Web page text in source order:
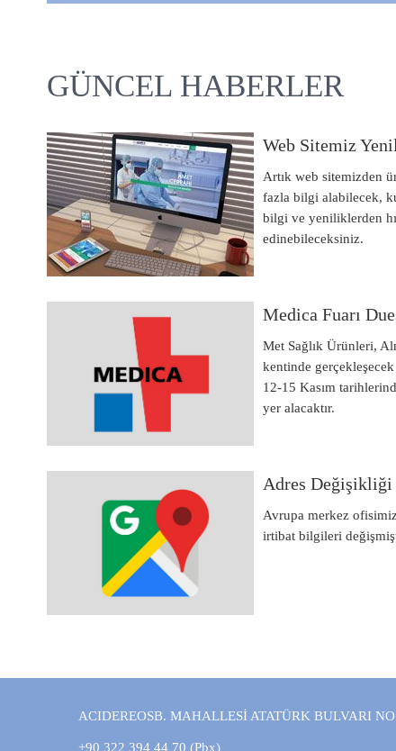
GÜNCEL HABERLER
Web Sitemiz
Artık web sitemizden
fazla bilgi alabilecek,
bilgi ve yeniliklerden
edinebileceksiniz.
Medica Fuarı
Met Sağlık Ürünleri,
kentinde
12-15 Kasım
yer alacaktır.
Adres Değişikliği
Avrupa merkez
irtibat bilgileri
ACIDEREOSB. MAHALLESİ ATATÜRK BULVARI
+90 322 394 44 70 (Pbx)